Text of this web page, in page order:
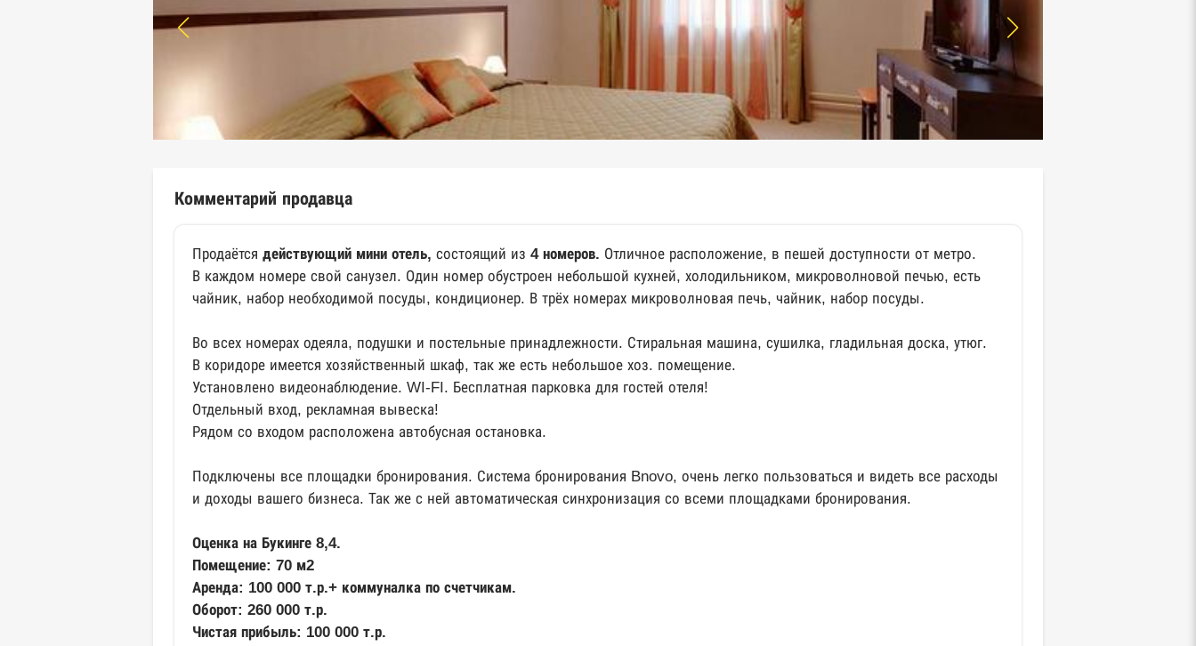
Комментарий продавца
Продаётся действующий мини отель, состоящий из 4 номеров. Отличное расположение, в пешей доступности от метро.
В каждом номере свой санузел. Один номер обустроен небольшой кухней, холодильником, микроволновой печью, есть
чайник, набор необходимой посуды, кондиционер. В трёх номерах микроволновая печь, чайник, набор посуды.
Во всех номерах одеяла, подушки и постельные принадлежности. Стиральная машина, сушилка, гладильная доска, утюг.
В коридоре имеется хозяйственный шкаф, так же есть небольшое хоз. помещение.
Установлено видеонаблюдение. WI-FI. Бесплатная парковка для гостей отеля!
Отдельный вход, рекламная вывеска!
Рядом со входом расположена автобусная остановка.
Подключены все площадки бронирования. Система бронирования Bnovo, очень легко пользоваться и видеть все расходы
и доходы вашего бизнеса. Так же с ней автоматическая синхронизация со всеми площадками бронирования.
Оценка на Букинге 8,4.
Помещение: 70 м2
Аренда: 100 000 т.р.+ коммуналка по счетчикам.
Оборот: 260 000 т.р.
Чистая прибыль: 100 000 т.р.